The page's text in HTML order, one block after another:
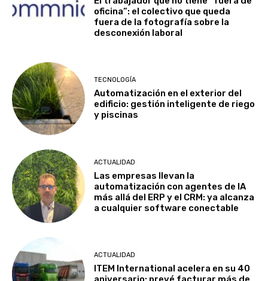
oficina”: el colectivo que queda
fuera de la fotografía sobre la
desconexión laboral
TECNOLOGÍA
Automatización en el exterior del
edificio: gestión inteligente de riego
y piscinas
ACTUALIDAD
Las empresas llevan la
automatización con agentes de IA
más allá del ERP y el CRM: ya alcanza
a cualquier software conectable
ACTUALIDAD
ITEM International acelera en su 40